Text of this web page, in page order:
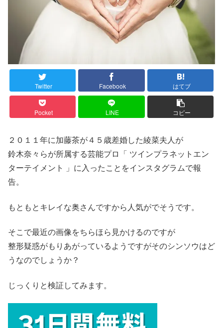
Twitter Facebook はてブ
Pocket LINE コピー
２０１１年に加藤茶が４５歳差婚した綾菜夫人が
鈴木奈々らが所属する芸能プロ「 ツインプラネットエン
ターテイメント 」に入ったことをインスタグラムで報
告。
もともとキレイな奥さんですから人気がでそうです。
そこで最近の画像をちらほら見かけるのですが
整形疑惑がもりあがっているようですがそのシンソウはど
うなのでしょうか？
じっくりと検証してみます。